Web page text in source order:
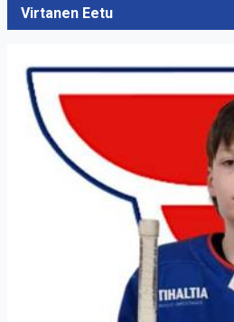
Virtanen Eetu